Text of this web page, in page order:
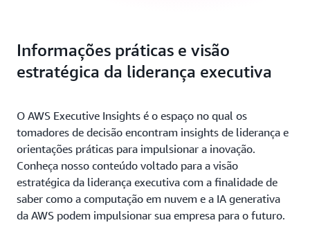
Informações práticas e visão
estratégica da liderança executiva
O AWS Executive Insights é o espaço no qual os
tomadores de decisão encontram insights de liderança e
orientações práticas para impulsionar a inovação.
Conheça nosso conteúdo voltado para a visão
estratégica da liderança executiva com a finalidade de
saber como a computação em nuvem e a IA generativa
da AWS podem impulsionar sua empresa para o futuro.